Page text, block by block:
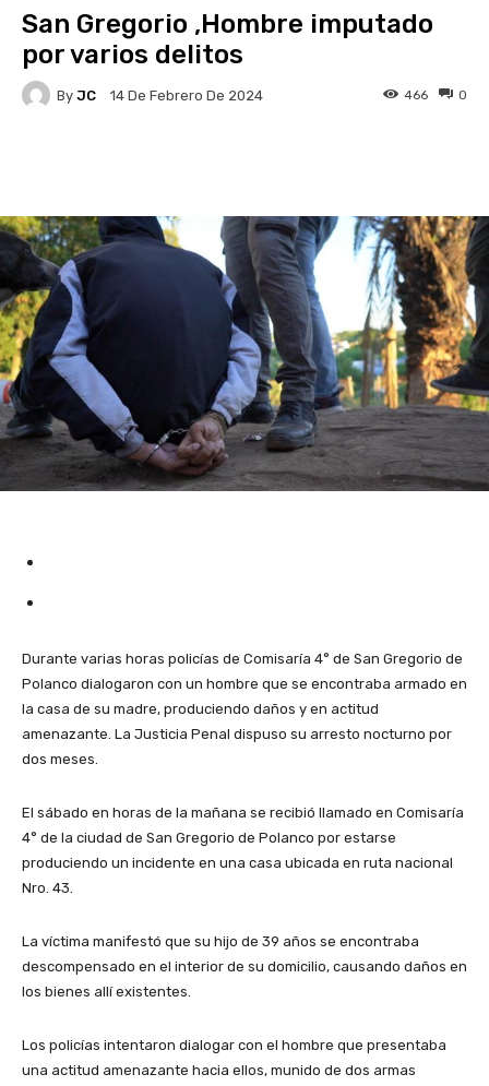
San Gregorio ,Hombre imputado
por varios delitos
By JC 14 De Febrero De 2024 0
466
Durante varias horas policías de Comisaría 4° de San Gregorio de
Polanco dialogaron con un hombre que se encontraba armado en
la casa de su madre, produciendo daños y en actitud
amenazante. La Justicia Penal dispuso su arresto nocturno por
dos meses.
El sábado en horas de la mañana se recibió llamado en Comisaría
4° de la ciudad de San Gregorio de Polanco por estarse
produciendo un incidente en una casa ubicada en ruta nacional
Nro. 43.
La víctima manifestó que su hijo de 39 años se encontraba
descompensado en el interior de su domicilio, causando daños en
los bienes allí existentes.
Los policías intentaron dialogar con el hombre que presentaba
una actitud amenazante hacia ellos, munido de dos armas